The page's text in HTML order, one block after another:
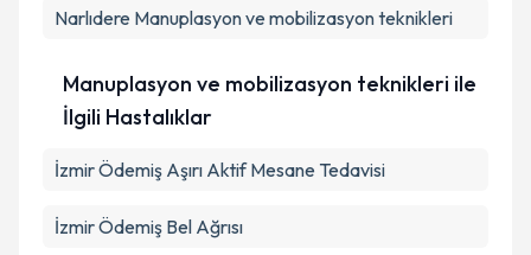
Narlıdere Manuplasyon ve mobilizasyon teknikleri
Manuplasyon ve mobilizasyon teknikleri ile
İlgili Hastalıklar
İzmir Ödemiş Aşırı Aktif Mesane Tedavisi
İzmir Ödemiş Bel Ağrısı